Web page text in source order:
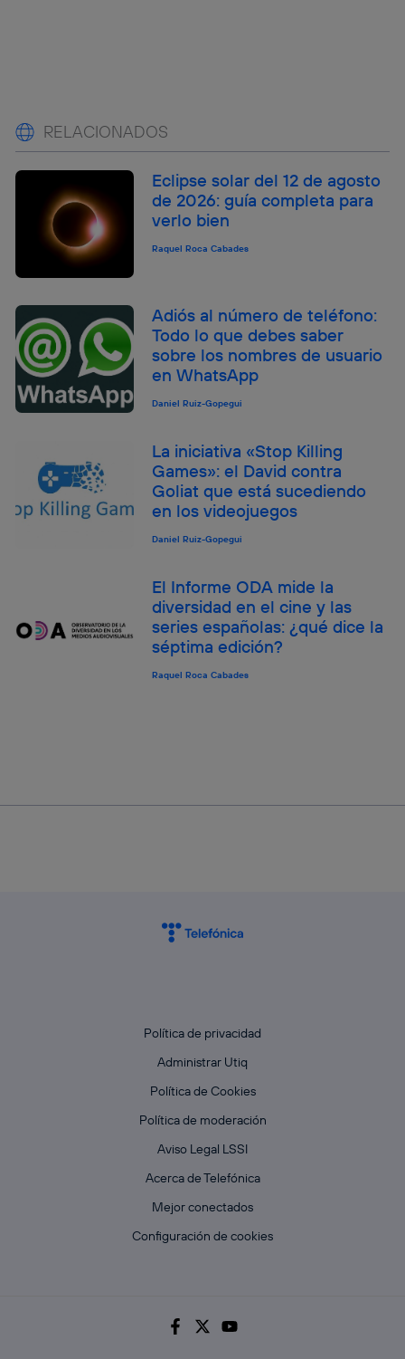
RELACIONADOS
Eclipse solar del 12 de agosto
de 2026: guía completa para
verlo bien
Raquel Roca Cabades
Adiós al número de teléfono:
Todo lo que debes saber
sobre los nombres de usuario
en WhatsApp
Daniel Ruiz-Gopegui
La iniciativa «Stop Killing
Games»: el David contra
Goliat que está sucediendo
en los videojuegos
Daniel Ruiz-Gopegui
El Informe ODA mide la
diversidad en el cine y las
series españolas: ¿qué dice la
séptima edición?
Raquel Roca Cabades
Política de privacidad
Administrar Utiq
Política de Cookies
Política de moderación
Aviso Legal LSSI
Acerca de Telefónica
Mejor conectados
Configuración de cookies